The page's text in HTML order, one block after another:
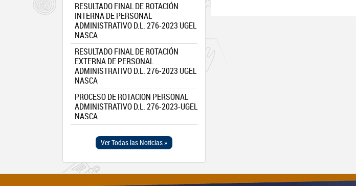
RESULTADO FINAL DE ROTACIÓN
INTERNA DE PERSONAL
ADMINISTRATIVO D.L. 276-2023 UGEL
NASCA
RESULTADO FINAL DE ROTACIÓN
EXTERNA DE PERSONAL
ADMINISTRATIVO D.L. 276-2023 UGEL
NASCA
PROCESO DE ROTACION PERSONAL
ADMINISTRATIVO D.L. 276-2023-UGEL
NASCA
Ver Todas las Noticias »